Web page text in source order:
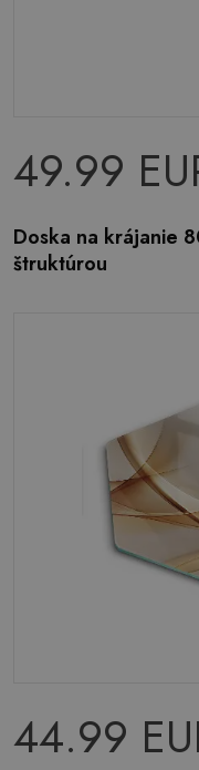
49.99
Doska na krájanie
štruktúrou
44.99